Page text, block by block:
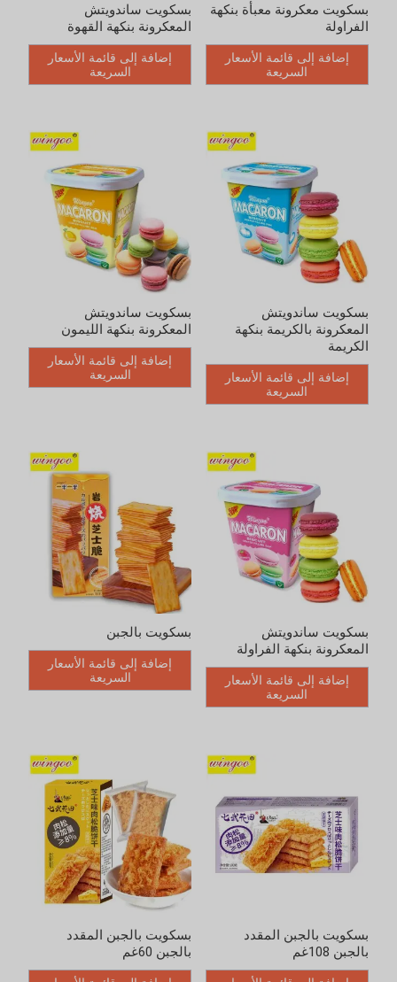
بسكويت معكرونة معبأة بنكهة
الفراولة
إضافة إلى قائمة الأسعار
السريعة
بسكويت ساندويتش
المعكرونة بنكهة القهوة
إضافة إلى قائمة الأسعار
السريعة
بسكويت ساندويتش
المعكرونة بالكريمة بنكهة
الكريمة
إضافة إلى قائمة الأسعار
السريعة
بسكويت ساندويتش
المعكرونة بنكهة الليمون
إضافة إلى قائمة الأسعار
السريعة
بسكويت ساندويتش
المعكرونة بنكهة الفراولة
إضافة إلى قائمة الأسعار
السريعة
بسكويت بالجبن
إضافة إلى قائمة الأسعار
السريعة
بسكويت بالجبن المقدد
بالجبن 108غم
بسكويت بالجبن المقدد
بالجبن 60غم